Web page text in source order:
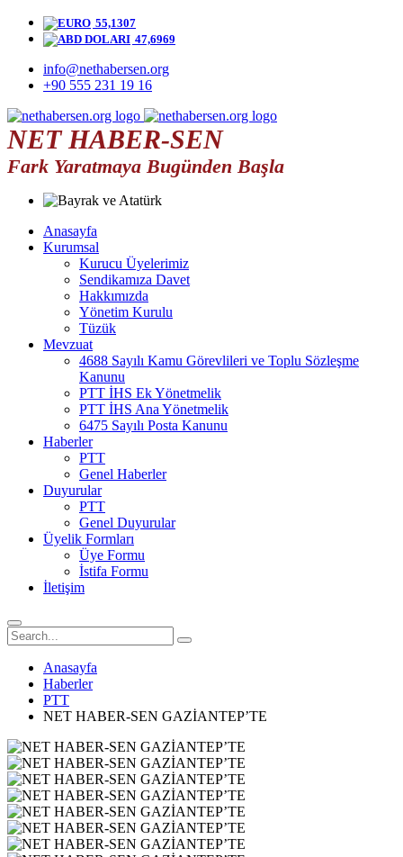
55,1307
47,6969
info@nethabersen.org
+90 555 231 19 16
NET HABER-SEN
Fark Yaratmaya Bugünden Başla
Anasayfa
Kurumsal
Kurucu Üyelerimiz
Sendikamıza Davet
Hakkımızda
Yönetim Kurulu
Tüzük
Mevzuat
4688 Sayılı Kamu Görevlileri ve Toplu Sözleşme
Kanunu
PTT İHS Ek Yönetmelik
PTT İHS Ana Yönetmelik
6475 Sayılı Posta Kanunu
Haberler
PTT
Genel Haberler
Duyurular
PTT
Genel Duyurular
Üyelik Formları
Üye Formu
İstifa Formu
İletişim
Anasayfa
Haberler
PTT
NET HABER-SEN GAZİANTEP’TE